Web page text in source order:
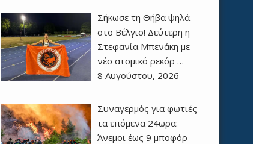
Σήκωσε τη Θήβα ψηλά
στο Βέλγιο! Δεύτερη η
Στεφανία Μπενάκη με
νέο ατομικό ρεκόρ …
8 Αυγούστου, 2026
Συναγερμός για φωτιές
τα επόμενα 24ωρα:
Άνεμοι έως 9 μποφόρ